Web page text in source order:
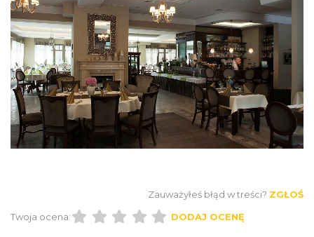
Zauważyłeś błąd w treści? ZGŁOŚ
Twoja ocena:
DODAJ OCENĘ